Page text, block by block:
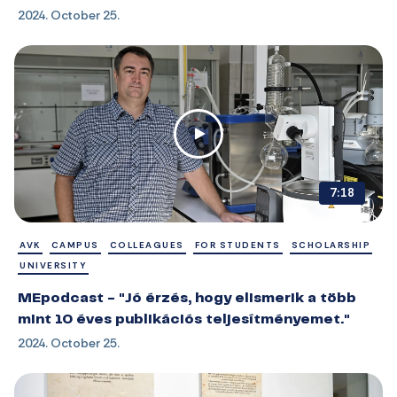
2024. October 25.
7:18
AVK CAMPUS COLLEAGUES FOR STUDENTS
SCHOLARSHIP
UNIVERSITY
MEpodcast - "Jó érzés, hogy elismerik a több
mint 10 éves publikációs teljesítményemet."
2024. October 25.